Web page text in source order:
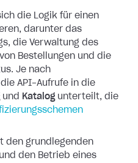
die Logik für einen
darunter das
die Verwaltung des
Bestellungen und die
Je nach
API-Aufrufe in die
und Katalog unterteilt, die
den grundlegenden
den Betrieb eines